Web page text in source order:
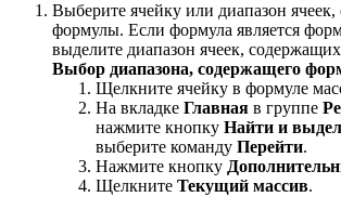
Выберите ячейку или диапазон
формулы. Если формула является
выделите диапазон ячеек,
Выбор диапазона, содержащего
Щелкните ячейку в формуле
На вкладке Главная в группе
нажмите кнопку Найти и
выберите команду Перейти.
Нажмите кнопку
Щелкните Текущий массив.